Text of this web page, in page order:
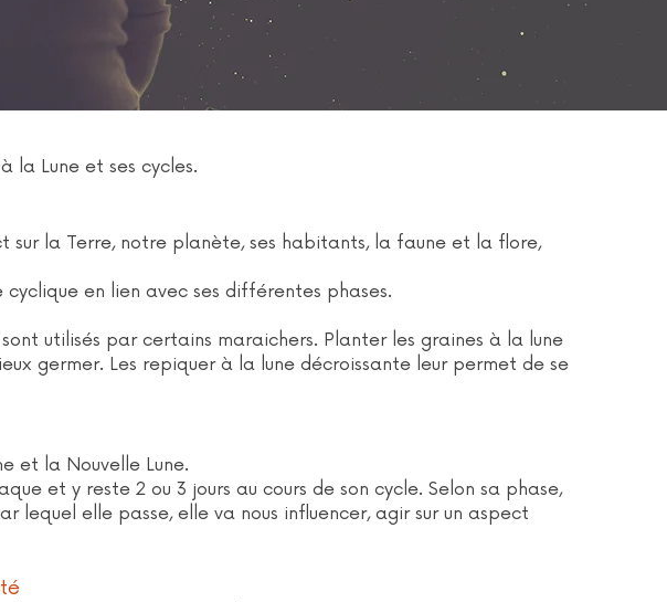
la Lune et ses cycles.
sur la Terre, notre planète, ses habitants, la faune et la flore,
en lien avec ses différentes phases.
utilisés par certains maraichers. Planter les graines à la lune
germer. Les repiquer à la lune décroissante leur permet de se
et la Nouvelle Lune.
et y reste 2 ou 3 jours au cours de son cycle. Selon sa phase,
lequel elle passe, elle va nous influencer, agir sur un aspect